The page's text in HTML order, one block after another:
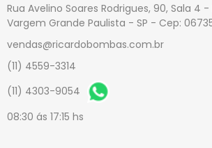
Rua Avelino Soares Rodrigues, 90, Sala 4
Vargem Grande Paulista - SP - Cep:
vendas@ricardobombas.com.br
(11) 4559-3314
(11) 4303-9054
08:30 ás 17:15 hs